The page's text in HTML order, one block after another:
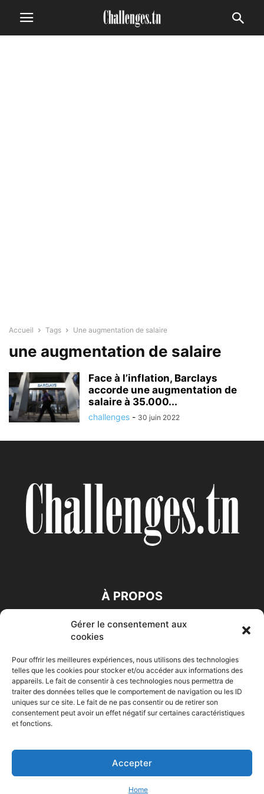
Gérer le consentement aux
cookies
Pour offrir les meilleures expériences, nous utilisons des technologies
telles que les cookies pour stocker et/ou accéder aux informations des
appareils. Le fait de consentir à ces technologies nous permettra de
traiter des données telles que le comportement de navigation ou les ID
uniques sur ce site. Le fait de ne pas consentir ou de retirer son
consentement peut avoir un effet négatif sur certaines caractéristiques
et fonctions.
Accepter
Home
Accueil Tags Une augmentation de salaire
une augmentation de salaire
Face à l’inflation, Barclays
accorde une augmentation de
salaire à 35.000...
challenges - 30 juin 2022
À PROPOS
SUIVEZ NOUS
Accueil Economie Entreprises Entrepreneur Afrique
HIGH-TECH Auto-Moto
© Challenges.tn By AAKOM.DIGITAL